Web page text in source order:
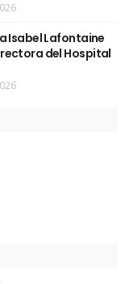
Isabel Lafontaine
del Hospital